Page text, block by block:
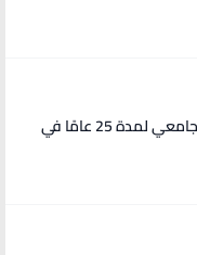
بسبب "شريحة هاتف" .. حبس مشدد لطالب جامعي لمدة 25 عامًا في